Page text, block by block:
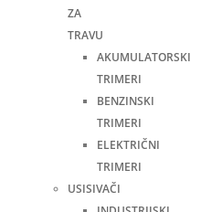
ZA
TRAVU
AKUMULATORSKI
TRIMERI
BENZINSKI
TRIMERI
ELEKTRIČNI
TRIMERI
USISIVAČI